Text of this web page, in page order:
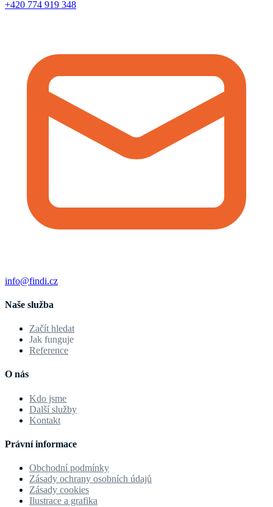
+420 774 919 348
info@findi.cz
Naše služba
Začít hledat
Jak funguje
Reference
O nás
Kdo jsme
Další služby
Kontakt
Právní informace
Obchodní podmínky
Zásady ochrany osobních údajů
Zásady cookies
Ilustrace a grafika